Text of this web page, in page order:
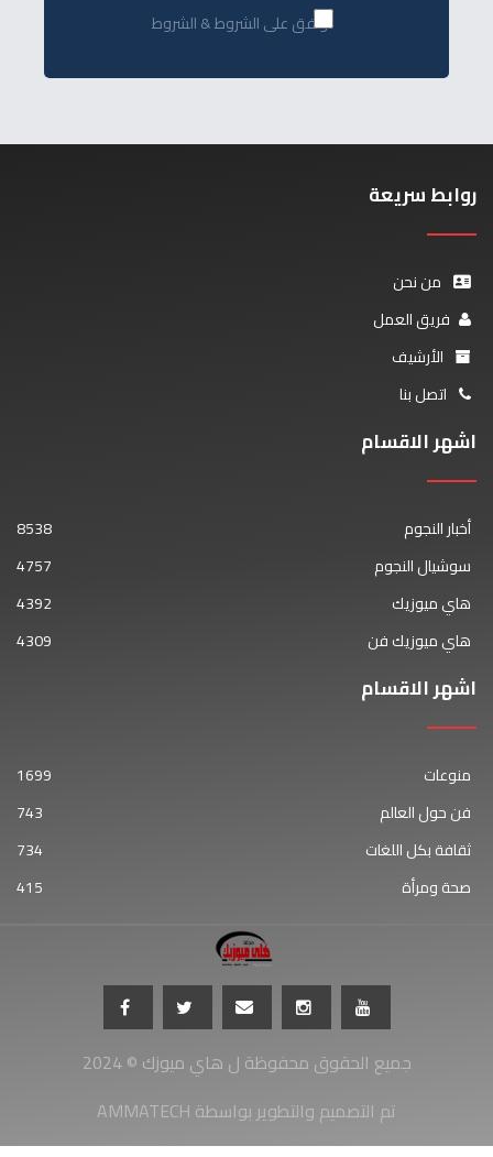
أوافق على الشروط & الشروط
روابط سريعة
من نحن
فريق العمل
الأرشيف
اتصل بنا
اشهر الاقسام
أخبار النجوم
8538
سوشيال النجوم
4757
هاي ميوزيك
4392
هاي ميوزيك فن
4309
اشهر الاقسام
منوعات
1699
فن حول العالم
743
ثقافة بكل اللغات
734
صحة ومرأة
415
جميع الحقوق محفوظة ل هاي ميوزك © 2024
AMMATECH تم التصميم والتطوير بواسطة